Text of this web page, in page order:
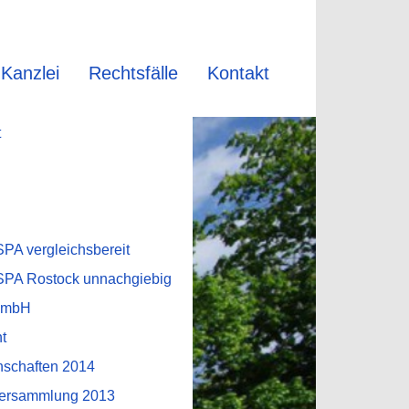
Kanzlei Rechtsfälle
vergleichsbereit
Rostock unnachgiebig
2014
2013
Kontakt